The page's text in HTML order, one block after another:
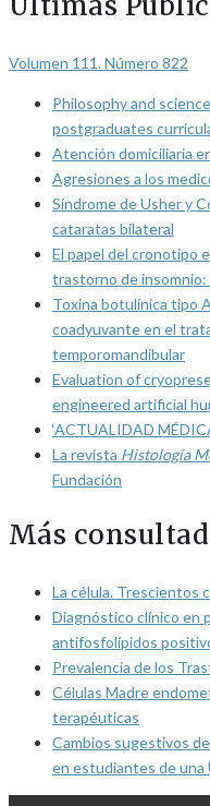
Volumen 111. Número 822
Philosophy and
postgraduates
Atención domiciliaria
Agresiones a los
Síndrome de Usher y
cataratas bilateral
El papel del cronotipo
trastorno de insomnio:
Toxina botulínica tipo
coadyuvante en el
temporomandibular
Evaluation of
engineered artificial
‘ACTUALIDAD
La revista Histología
Fundación
Más
La célula. Trescientos
Diagnóstico clínico en
antifosfolípidos
Prevalencia de los
Células Madre
terapéuticas
Cambios sugestivos
en estudiantes de una